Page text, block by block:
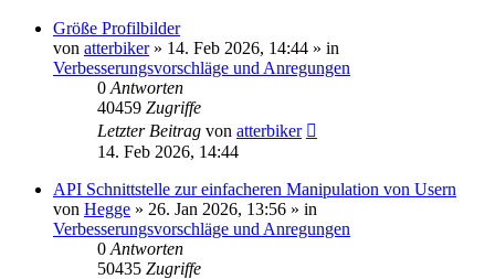
Größe Profilbilder
von atterbiker» 14. Feb 2026, 14:44 » in
Verbesserungsvorschläge und Anregungen
0 Antworten
40459 Zugriffe
Letzter Beitrag von atterbiker
14. Feb 2026, 14:44
API Schnittstelle zur einfacheren Manipulation von Usern
von Hegge » 26. Jan 2026, 13:56 » in
Verbesserungsvorschläge und Anregungen
0 Antworten
50435 Zugriffe